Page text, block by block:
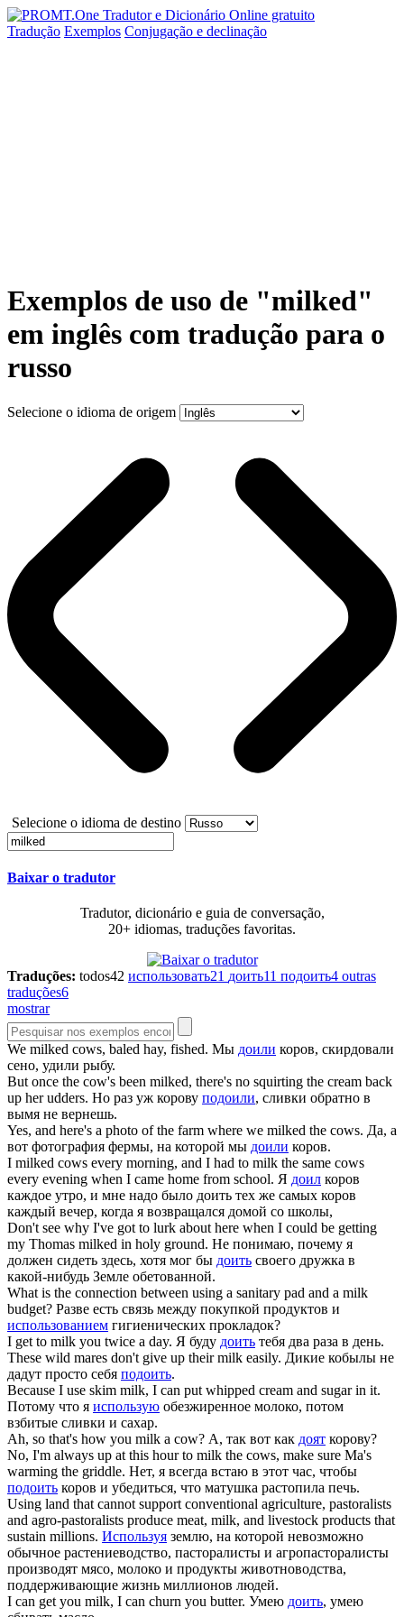
Tradução Exemplos Conjugação e declinação
Exemplos de uso de "milked"
em inglês com tradução para o
russo
Selecione o idioma de origem
Selecione o idioma de destino
Baixar o tradutor
Tradutor, dicionário e guia de conversação,
20+ idiomas, traduções favoritas.
Traduções: todos42 использовать21 доить11 подоить4 outras
traduções6
mostrar
We milked cows, baled hay, fished. Мы доили коров, скирдовали
сено, удили рыбу.
But once the cow's been milked, there's no squirting the cream back
up her udders. Но раз уж корову подоили, сливки обратно в
вымя не вернешь.
Yes, and here's a photo of the farm where we milked the cows. Да, а
вот фотография фермы, на которой мы доили коров.
I milked cows every morning, and I had to milk the same cows
every evening when I came home from school. Я доил коров
каждое утро, и мне надо было доить тех же самых коров
каждый вечер, когда я возвращался домой со школы,
Don't see why I've got to lurk about here when I could be getting
my Thomas milked in holy ground. Не понимаю, почему я
должен сидеть здесь, хотя мог бы доить своего дружка в
какой-нибудь Земле обетованной.
What is the connection between using a sanitary pad and a milk
budget? Разве есть связь между покупкой продуктов и
использованием гигиенических прокладок?
I get to milk you twice a day. Я буду доить тебя два раза в день.
These wild mares don't give up theirmilk easily. Дикие кобылы не
дадут просто себя подоить.
Because I use skim milk, I can put whipped cream and sugar in it.
Потому что я использую обезжиренное молоко, потом
взбитые сливки и сахар.
Ah, so that's how you milk a cow? А, так вот как доят корову?
No, I'm always up at this hour to milk the cows, make sure Ma's
warming the griddle. Нет, я всегда встаю в этот час, чтобы
подоить коров и убедиться, что матушка растопила печь.
Using land that cannot support conventional agriculture, pastoralists
and agro-pastoralists produce meat, milk, and livestock products that
sustain millions. Используя землю, на которой невозможно
обычное растениеводство, пасторалисты и агропасторалисты
производят мясо, молоко и продукты животноводства,
поддерживающие жизнь миллионов людей.
I can get you milk, I can churn you butter. Умею доить, умею